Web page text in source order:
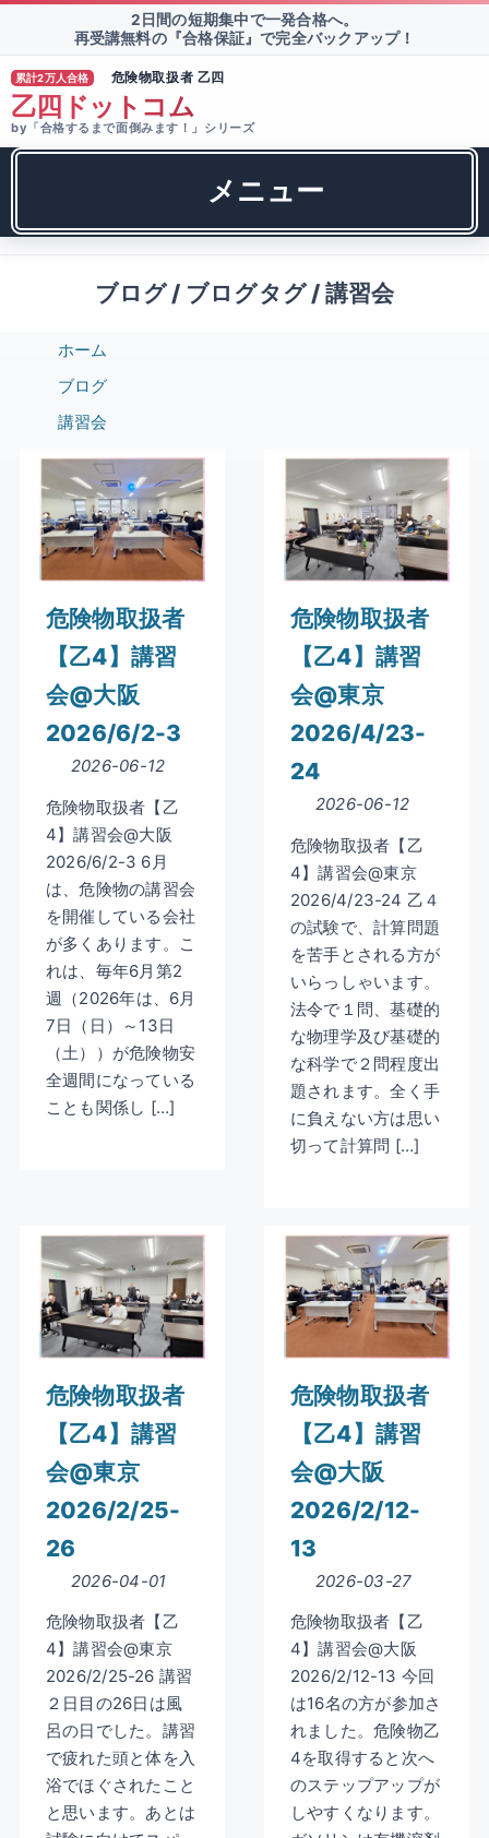
2日間の短期集中で一発合格へ。
再受講無料の『合格保証』で完全バックアップ！
累計2万人合格 危険物取扱者 乙四
乙四ドットコム
by「合格するまで面倒みます！」シリーズ
メニュー
ブログ / ブログタグ / 講習会
ホーム
ブログ
講習会
危険物取扱者
【乙4】講習
会@大阪
2026/6/2-3
2026-06-12
危険物取扱者【乙
4】講習会@大阪
2026/6/2-3 6月
は、危険物の講習会
を開催している会社
が多くあります。こ
れは、毎年6月第2
週（2026年は、6月
7日（日）～13日
（土））が危険物安
全週間になっている
ことも関係し […]
危険物取扱者
【乙4】講習
会@東京
2026/4/23-
24
2026-06-12
危険物取扱者【乙
4】講習会@東京
2026/4/23-24 乙４
の試験で、計算問題
を苦手とされる方が
いらっしゃいます。
法令で１問、基礎的
な物理学及び基礎的
な科学で２問程度出
題されます。全く手
に負えない方は思い
切って計算問 […]
危険物取扱者
【乙4】講習
会@東京
2026/2/25-
26
2026-04-01
危険物取扱者【乙
4】講習会@東京
2026/2/25-26 講習
２日目の26日は風
呂の日でした。講習
で疲れた頭と体を入
浴でほぐされたこと
と思います。あとは
危険物取扱者
【乙4】講習
会@大阪
2026/2/12-
13
2026-03-27
危険物取扱者【乙
4】講習会@大阪
2026/2/12-13 今回
は16名の方が参加さ
れました。危険物乙
4を取得すると次へ
のステップアップが
しやすくなります。